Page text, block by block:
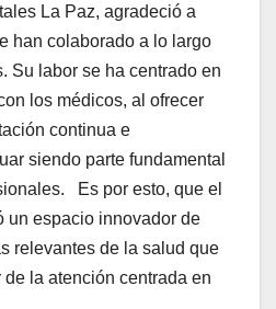
La Paz, agradeció a
han colaborado a lo largo
Su labor se ha centrado en
los médicos, al ofrecer
continua e
siendo parte fundamental
Es por esto, que el
un espacio innovador de
relevantes de la salud que
la atención centrada en